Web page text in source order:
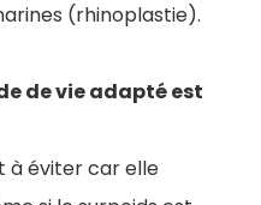
(rhinoplastie).
de vie adapté est
à éviter car elle